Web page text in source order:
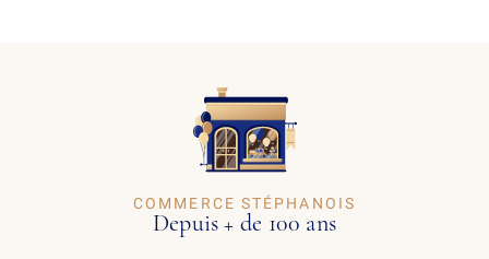
COMMERCE STÉPHANOIS
Depuis + de 100 ans